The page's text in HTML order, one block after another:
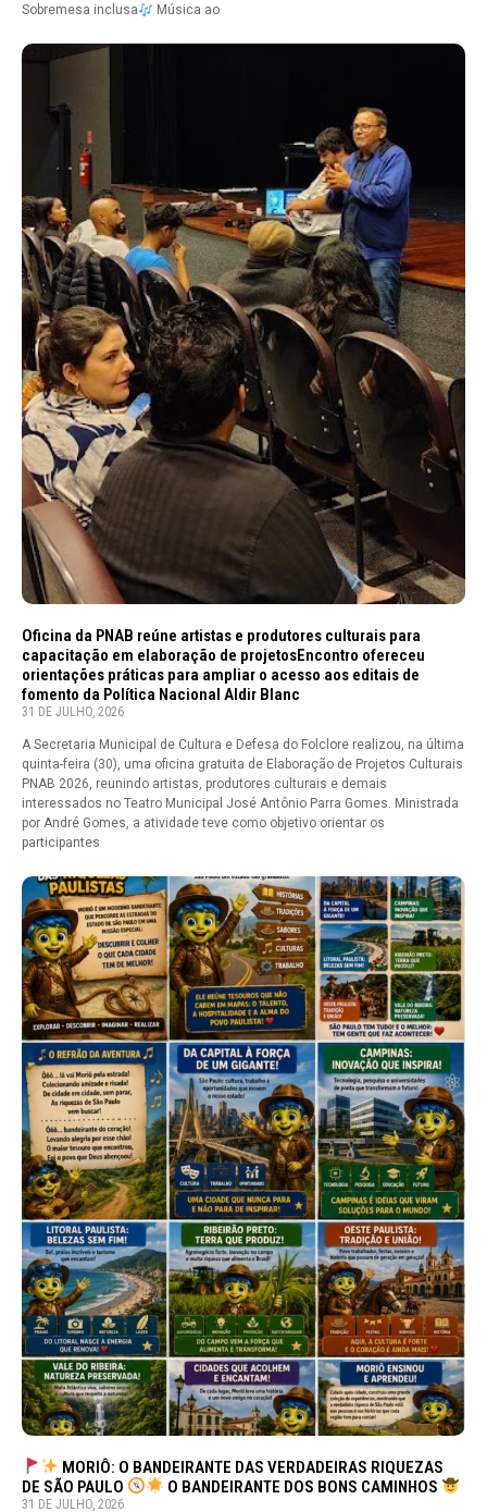
Sobremesa inclusa
Música ao
Oficina da PNAB reúne artistas e produtores culturais para
capacitação em elaboração de projetosEncontro ofereceu
orientações práticas para ampliar o acesso aos editais de
fomento da Política Nacional Aldir Blanc
31 DE JULHO, 2026
A Secretaria Municipal de Cultura e Defesa do Folclore realizou, na última
quinta-feira (30), uma oficina gratuita de Elaboração de Projetos Culturais
PNAB 2026, reunindo artistas, produtores culturais e demais
interessados no Teatro Municipal José Antônio Parra Gomes. Ministrada
por André Gomes, a atividade teve como objetivo orientar os
participantes
MORIÔ: O BANDEIRANTE DAS VERDADEIRAS RIQUEZAS
DE SÃO PAULO
O BANDEIRANTE DOS BONS CAMINHOS
31 DE JULHO, 2026